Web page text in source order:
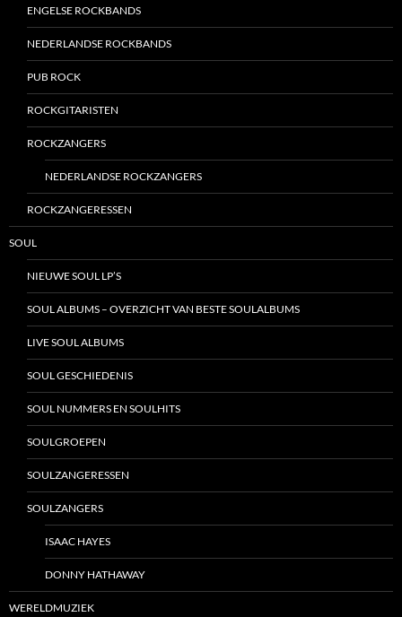
ENGELSE ROCKBANDS
NEDERLANDSE ROCKBANDS
PUB ROCK
ROCKGITARISTEN
ROCKZANGERS
NEDERLANDSE ROCKZANGERS
ROCKZANGERESSEN
SOUL
NIEUWE SOUL LP’S
SOUL ALBUMS – OVERZICHT VAN BESTE SOULALBUMS
LIVE SOUL ALBUMS
SOUL GESCHIEDENIS
SOUL NUMMERS EN SOULHITS
SOULGROEPEN
SOULZANGERESSEN
SOULZANGERS
ISAAC HAYES
DONNY HATHAWAY
WERELDMUZIEK